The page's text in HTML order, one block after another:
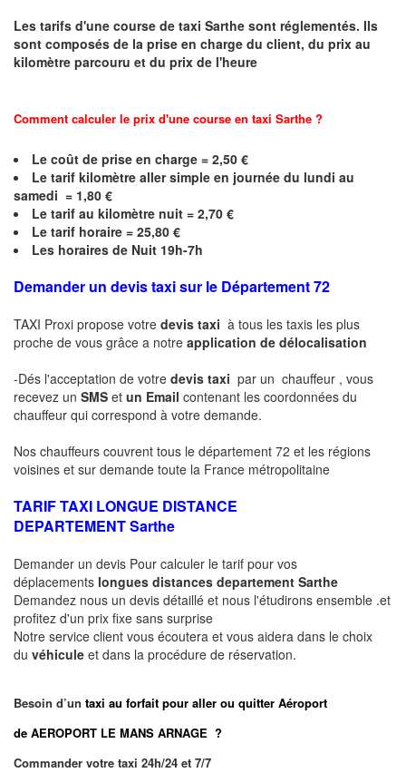
Les tarifs d'une course de taxi Sarthe sont réglementés. Ils
sont composés de la prise en charge du client, du prix au
kilomètre parcouru et du prix de l'heure
Comment calculer le prix d'une course en taxi Sarthe ?
Le coût de prise en charge = 2,50 €
Le tarif kilomètre aller simple en journée du lundi au
samedi = 1,80 €
Le tarif au kilomètre nuit = 2,70 €
Le tarif horaire = 25,80 €
Les horaires de Nuit 19h-7h
Demander un devis taxi sur le Département 72
TAXI Proxi propose votre devis taxi à tous les taxis les plus
proche de vous grâce a notre application de délocalisation
-Dés l'acceptation de votre devis taxi par un chauffeur , vous
recevez un SMS et un Email contenant les coordonnées du
chauffeur qui correspond à votre demande.
Nos chauffeurs couvrent tous le département 72 et les régions
voisines et sur demande toute la France métropolitaine
TARIF TAXI LONGUE DISTANCE
DEPARTEMENTSarthe
Demander un devis Pour calculer le tarif pour vos
déplacements longues distances departement Sarthe
Demandez nous un devis détaillé et nous l'étudirons ensemble .et
profitez d'un prix fixe sans surprise
Notre service client vous écoutera et vous aidera dans le choix
du véhicule et dans la procédure de réservation.
Besoin d’un taxi au forfait pour aller ou quitter Aéroport
de AEROPORT LE MANS ARNAGE ?
Commander votre taxi 24h/24 et 7/7